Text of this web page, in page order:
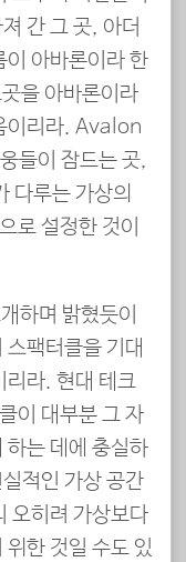
간 그 곳, 아더
이 아바론이라 한
을 아바론이라
이리라. Avalon
들이 잠드는 곳,
다루는 가상의
로 설정한 것이
하며 밝혔듯이
팩터클을 기대
리라. 현대 테크
이 대부분 그 자
하는 데에 충실하
적인 가상 공간
오히려 가상보다
한 것일 수도 있